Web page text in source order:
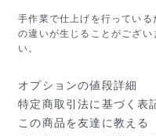
手作業で仕上げを行ってい
の違いが生じることがござ
い。
オプションの値段詳細
特定商取引法に基づく表
この商品を友達に教える